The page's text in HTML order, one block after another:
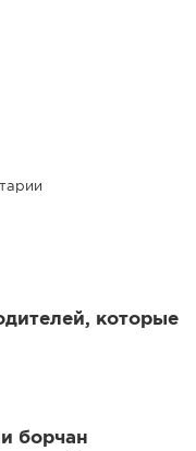
которые
борчан